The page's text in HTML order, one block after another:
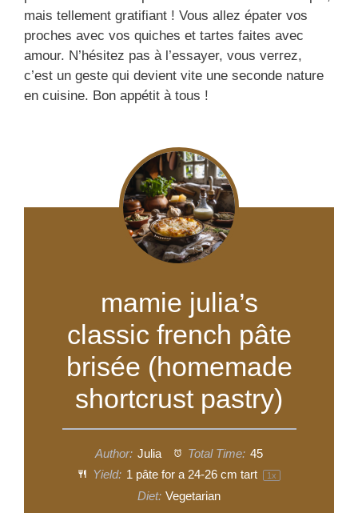
mais tellement gratifiant ! Vous allez épater vos
proches avec vos quiches et tartes faites avec
amour. N’hésitez pas à l’essayer, vous verrez,
c’est un geste qui devient vite une seconde nature
en cuisine. Bon appétit à tous !
mamie julia’s
classic french pâte
brisée (homemade
shortcrust pastry)
Author: Julia Total Time: 45
Yield: 1pâte for a 24-26 cm tart 1 x
Diet: Vegetarian